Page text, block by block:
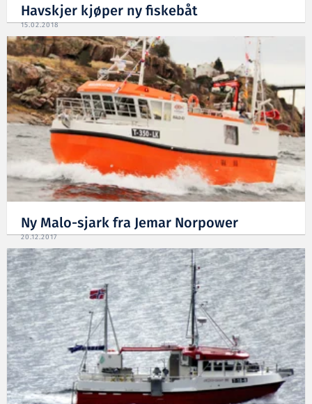
Havskjer kjøper ny fiskebåt
15.02.2018
Ny Malo-sjark fra Jemar Norpower
20.12.2017